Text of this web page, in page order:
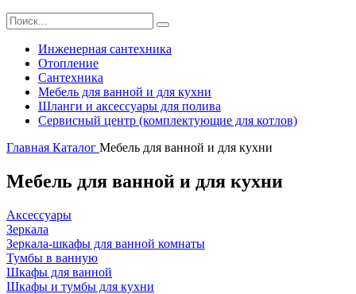
Инженерная сантехника
Отопление
Сантехника
Мебель для ванной и для кухни
Шланги и аксессуары для полива
Сервисный центр (комплектующие для котлов)
Главная Каталог Мебель для ванной и для кухни
Мебель для ванной и для кухни
Аксессуары
Зеркала
Зеркала-шкафы для ванной комнаты
Тумбы в ванную
Шкафы для ванной
Шкафы и тумбы для кухни